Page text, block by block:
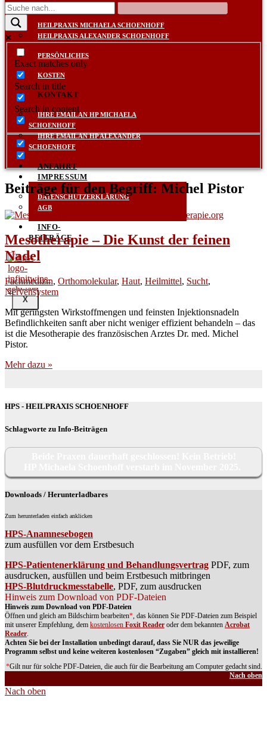
PRAXEN
HEILPRAXIS MICHAELA SCHOENHOFF
HEILPRAXIS ALEXANDER SCHOENHOFF
PERSÖNLICHES
KOSTEN
KONTAKT
IHRE EMAIL AN HP MICHAELA
SCHOENHOFF
IHRE EMAIL AN HP ALEXANDER
SCHOENHOFF
ANFAHRT
IMPRESSUM
DATENSCHUTZERKLÄRUNG
AGB
INFO-
BEITRÄGE
X
Exact matches only
Search in title
Search in content
Beiträge für den Begriff: Michel Pistor
Mesotherapie – Die Kunst der feinen
Nadel
Fachmedizin, Orthomolekular, Haut, Heilmittel, Sucht,
Nervensystem
Mit gerings­ten Wirk­stoff­men­gen und feins­ten Injek­ti­ons­na­deln
Befind­lich­kei­ten sanft aber nicht weni­ger effi­zi­ent behan­deln – das
ist die Meso­the­ra­pie des fran­zö­si­schen Arz­tes Dr. med. Michel
Pistor.
Mehr dazu »
HPS - HEILPRAXIS SCHOENHOFF
Schlagworte zu Info-Beiträgen
Downloads / Herunterladbares
Zum herunterladen einfach anklicken
HPS-Anamnesebogen
zum ausfüllen vor dem Erstbesuch
HPS-Patientenerklärung und Behandlungsvertrag PDF, zum
ausdrucken, ausfüllen und beim Erstbesuch mitbringen
HPS-Blutdruckmesstabelle, PDF, zum ausdrucken
Hinweis zum Download von PDF-Dateien
Hinweis zum Download von PDF-Dateien
Öffnen und gleich am Bildschirm bearbeiten*, das können Sie PDF-Dateien zum Beispiel
mit unserer Empfehlung, dem kostenlosen Foxit Reader oder dem bekannten Acrobat
Reader.
Achten Sie bei der Installation unbedingt darauf, dass Sie NUR das jeweilige
Programm selbst und keine weiteren kostenlosen “Zugaben” gleich mit installieren!
*Gilt nur für solche PDF-Dateien, die auch für die Bearbeitung am Computer gedacht sind.
Nach oben
Nach oben